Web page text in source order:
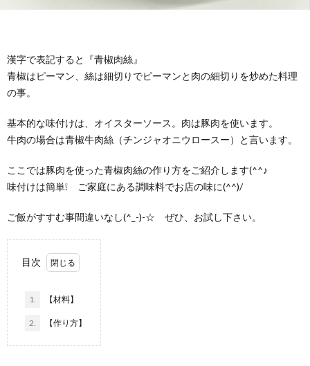
漢字で表記すると『青椒肉絲』
青椒はピーマン、絲は細切りでピーマンと肉の細切りを炒めた料理
の事。
基本的な味付けは、オイスターソース。肉は豚肉を使います。
牛肉の場合は青椒牛肉絲（チンジャオニウロースー）と言います。
ここでは豚肉を使った青椒肉絲の作り方をご紹介します(^^♪
味付けは簡単❕ ご家庭にある調味料でお店の味に(^^)/
ご飯がすすむ事間違いなし(^_-)-☆ ぜひ、お試し下さい。
目次
1. 【材料】
2. 【作り方】